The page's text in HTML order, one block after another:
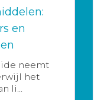
en
neemt
het
li...